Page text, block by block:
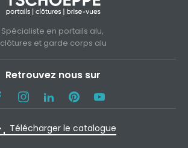
Spécialiste en portails alu,
clôtures et garde corps alu
Retrouvez nous sur
Télécharger le catalogue